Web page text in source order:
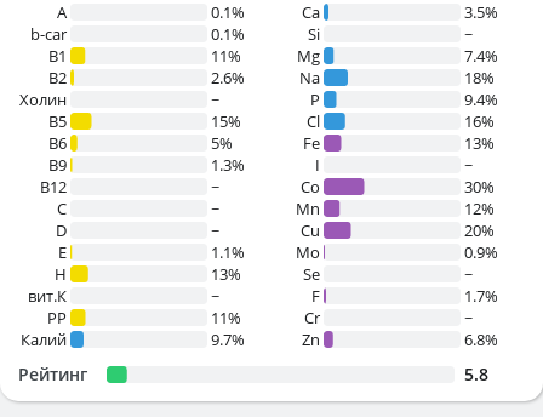
A
0.1%
b-car
0.1%
В1
11%
B2
2.6%
Холин
~
B5
15%
B6
5%
B9
1.3%
B12
~
C
~
D
~
E
1.1%
H
13%
вит.К
~
PP
11%
Калий
9.7%
Ca
3.5%
Si
~
Mg
7.4%
Na
18%
P
9.4%
Cl
16%
Fe
13%
I
~
Co
30%
Mn
12%
Cu
20%
Mo
0.9%
Se
~
F
1.7%
Cr
~
Zn
6.8%
Рейтинг 5.8